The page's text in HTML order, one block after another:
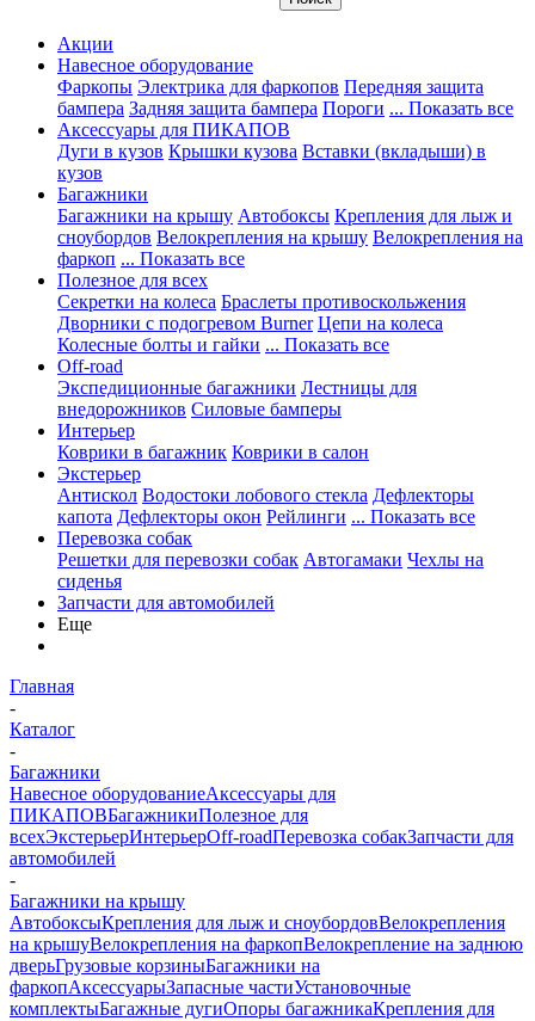
Акции
Навесное оборудование
Фаркопы Электрика для фаркопов Передняя защита
бампера Задняя защита бампера Пороги ... Показать все
Аксессуары для ПИКАПОВ
Дуги в кузов Крышки кузова Вставки (вкладыши) в
кузов
Багажники
Багажники на крышу Автобоксы Крепления для лыж и
сноубордов Велокрепления на крышу Велокрепления на
фаркоп ... Показать все
Полезное для всех
Секретки на колеса Браслеты противоскольжения
Дворники с подогревом Burner Цепи на колеса
Колесные болты и гайки ... Показать все
Off-road
Экспедиционные багажники Лестницы для
внедорожников Силовые бамперы
Интерьер
Коврики в багажник Коврики в салон
Экстерьер
Антискол Водостоки лобового стекла Дефлекторы
капота Дефлекторы окон Рейлинги ... Показать все
Перевозка собак
Решетки для перевозки собак Автогамаки Чехлы на
сиденья
Запчасти для автомобилей
Еще
Главная
-
Каталог
-
Багажники
Навесное оборудованиеАксессуары для
ПИКАПОВБагажникиПолезное для
всехЭкстерьерИнтерьерOff-roadПеревозка собакЗапчасти для
автомобилей
-
Багажники на крышу
АвтобоксыКрепления для лыж и сноубордовВелокрепления
на крышуВелокрепления на фаркопВелокрепление на заднюю
дверьГрузовые корзиныБагажники на
фаркопАксессуарыЗапасные частиУстановочные
комплектыБагажные дугиОпоры багажникаКрепления для